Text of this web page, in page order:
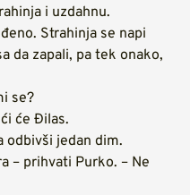
i uzdahnu.
Strahinja se napi
da zapali, pa tek onako,
se?
će Đilas.
odbivši jedan dim.
– prihvati Purko. – Ne